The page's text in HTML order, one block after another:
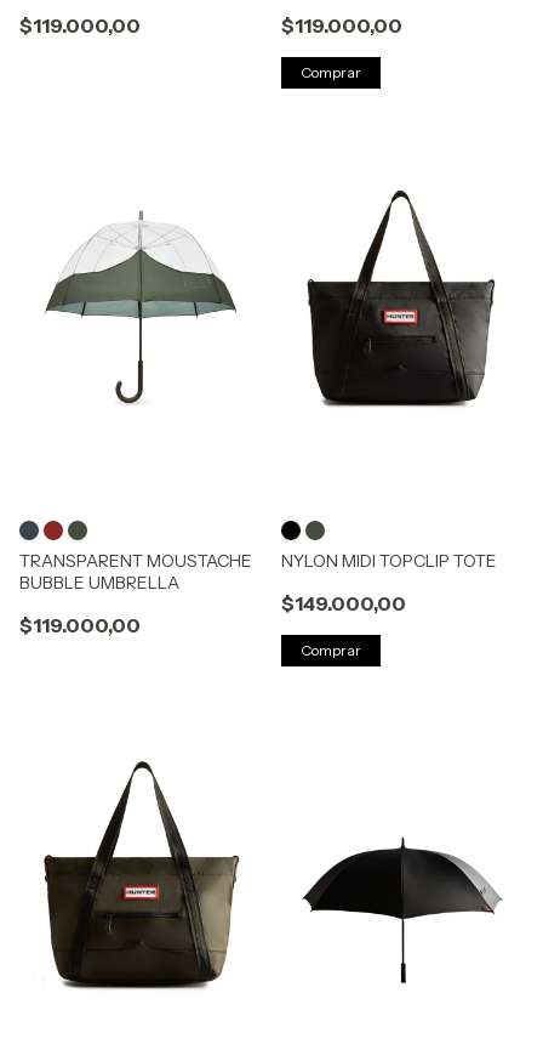
$119.000,00 $119.000,00
Comprar
TRANSPARENT MOUSTACHE
BUBBLE UMBRELLA
$119.000,00
NYLON MIDI TOPCLIP TOTE
$149.000,00
Comprar